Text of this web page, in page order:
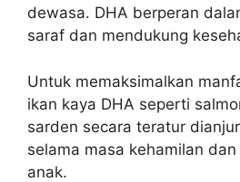
dewasa. DHA berperan
saraf dan mendukung
Untuk memaksimalkan
ikan kaya DHA seperti
sarden secara teratur
selama masa kehamilan
anak.